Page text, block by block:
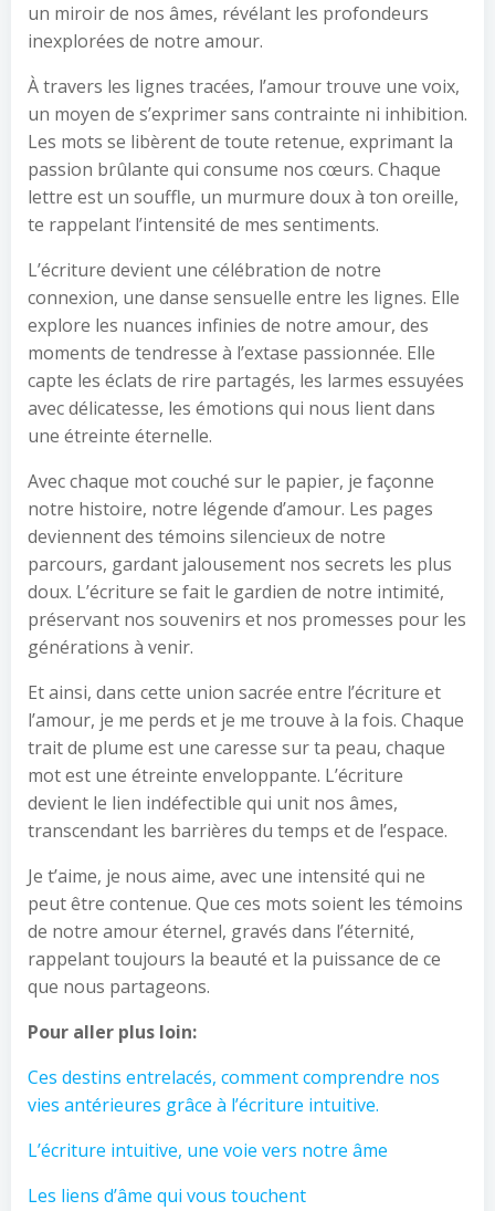
un miroir de nos âmes, révélant les profondeurs
inexplorées de notre amour.
À travers les lignes tracées, l’amour trouve une voix,
un moyen de s’exprimer sans contrainte ni inhibition.
Les mots se libèrent de toute retenue, exprimant la
passion brûlante qui consume nos cœurs. Chaque
lettre est un souffle, un murmure doux à ton oreille,
te rappelant l’intensité de mes sentiments.
L’écriture devient une célébration de notre
connexion, une danse sensuelle entre les lignes. Elle
explore les nuances infinies de notre amour, des
moments de tendresse à l’extase passionnée. Elle
capte les éclats de rire partagés, les larmes essuyées
avec délicatesse, les émotions qui nous lient dans
une étreinte éternelle.
Avec chaque mot couché sur le papier, je façonne
notre histoire, notre légende d’amour. Les pages
deviennent des témoins silencieux de notre
parcours, gardant jalousement nos secrets les plus
doux. L’écriture se fait le gardien de notre intimité,
préservant nos souvenirs et nos promesses pour les
générations à venir.
Et ainsi, dans cette union sacrée entre l’écriture et
l’amour, je me perds et je me trouve à la fois. Chaque
trait de plume est une caresse sur ta peau, chaque
mot est une étreinte enveloppante. L’écriture
devient le lien indéfectible qui unit nos âmes,
transcendant les barrières du temps et de l’espace.
Je t’aime, je nous aime, avec une intensité qui ne
peut être contenue. Que ces mots soient les témoins
de notre amour éternel, gravés dans l’éternité,
rappelant toujours la beauté et la puissance de ce
que nous partageons.
Pour aller plus loin:
Ces destins entrelacés, comment comprendre nos
vies antérieures grâce à l’écriture intuitive.
L’écriture intuitive, une voie vers notre âme
Les liens d’âme qui vous touchent